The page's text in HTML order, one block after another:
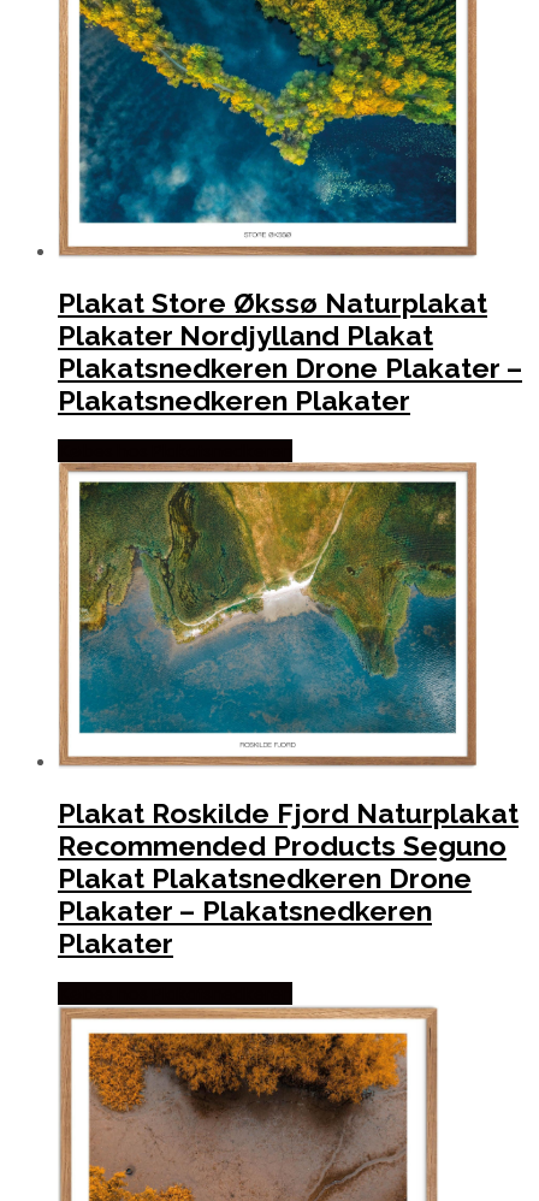
Plakat Store Økssø Naturplakat
Plakater Nordjylland Plakat
Plakatsnedkeren Drone Plakater –
Plakatsnedkeren Plakater
Plakat Roskilde Fjord Naturplakat
Recommended Products Seguno
Plakat Plakatsnedkeren Drone
Plakater – Plakatsnedkeren
Plakater